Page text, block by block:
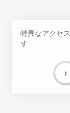
特異なアクセ
す
›